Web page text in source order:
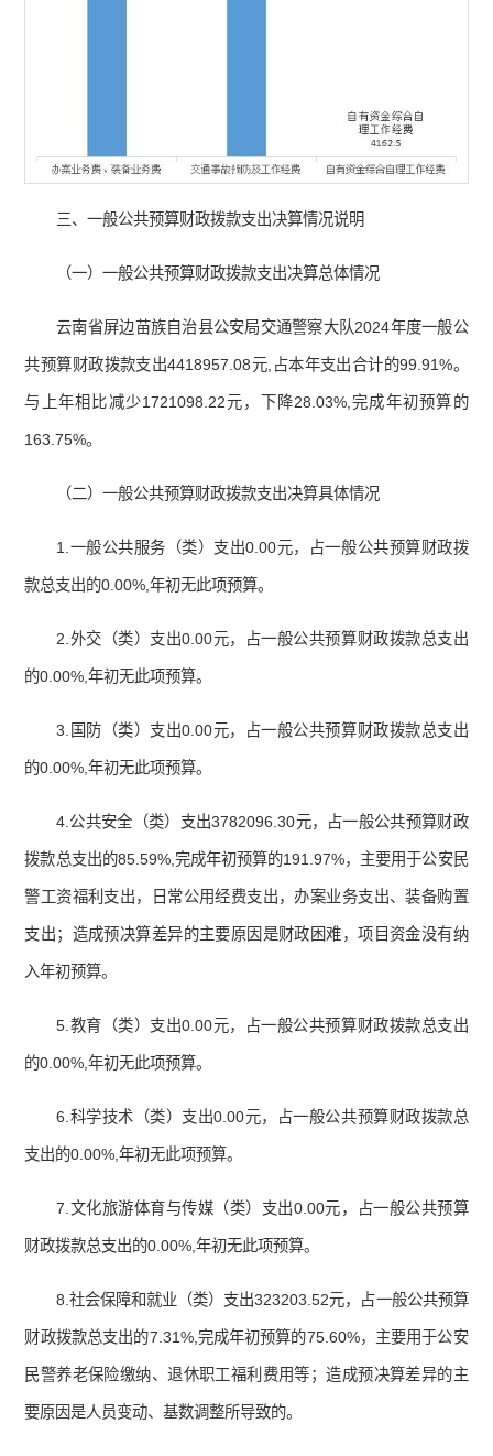
三、一般公共预算财政拨款支出决算情况说明
（一）一般公共预算财政拨款支出决算总体情况
云南省屏边苗族自治县公安局交通警察大队2024年度一般公
共预算财政拨款支出4418957.08元,占本年支出合计的99.91%。
与上年相比减少1721098.22元，下降28.03%,完成年初预算的
163.75%。
（二）一般公共预算财政拨款支出决算具体情况
1.一般公共服务（类）支出0.00元，占一般公共预算财政拨
款总支出的0.00%,年初无此项预算。
2.外交（类）支出0.00元，占一般公共预算财政拨款总支出
的0.00%,年初无此项预算。
3.国防（类）支出0.00元，占一般公共预算财政拨款总支出
的0.00%,年初无此项预算。
4.公共安全（类）支出3782096.30元，占一般公共预算财政
拨款总支出的85.59%,完成年初预算的191.97%，主要用于公安民
警工资福利支出，日常公用经费支出，办案业务支出、装备购置
支出；造成预决算差异的主要原因是财政困难，项目资金没有纳
入年初预算。
5.教育（类）支出0.00元，占一般公共预算财政拨款总支出
的0.00%,年初无此项预算。
6.科学技术（类）支出0.00元，占一般公共预算财政拨款总
支出的0.00%,年初无此项预算。
7.文化旅游体育与传媒（类）支出0.00元，占一般公共预算
财政拨款总支出的0.00%,年初无此项预算。
8.社会保障和就业（类）支出323203.52元，占一般公共预算
财政拨款总支出的7.31%,完成年初预算的75.60%，主要用于公安
民警养老保险缴纳、退休职工福利费用等；造成预决算差异的主
要原因是人员变动、基数调整所导致的。